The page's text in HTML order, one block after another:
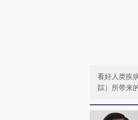
看好人类疾
踪）所带来